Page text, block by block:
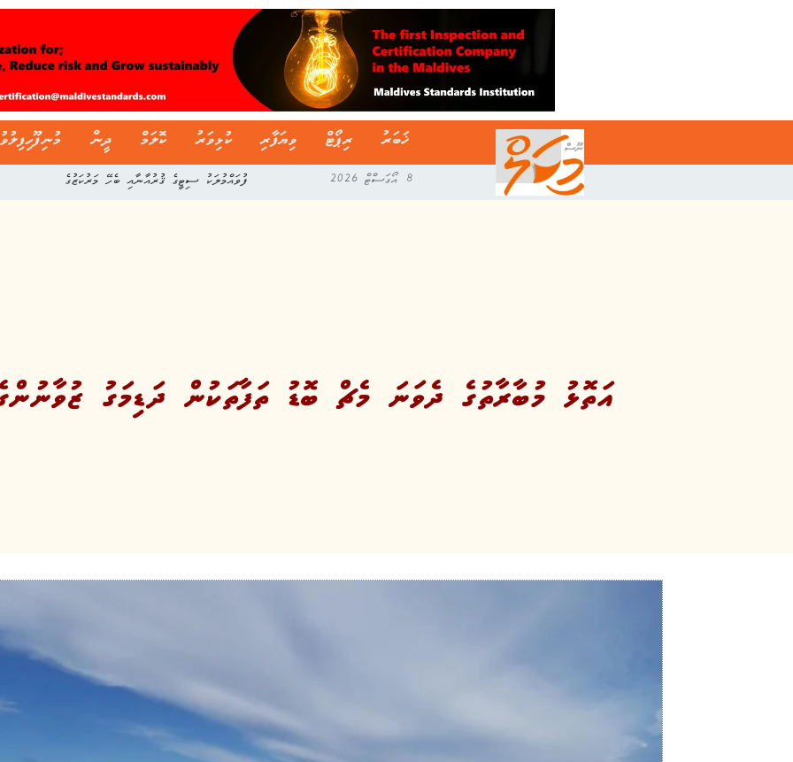
ޚަބަރު ރިޕޯޓް ވިޔަފާރި ކުޅިވަރު ކޮލަމް ދީން
8 އޯގަސްޓް 2026 ފުވައްމުލަކު ސިޓީގެ ޤުރުއާނާއި ބެހޭ މަރުކަޒުގެ
އަތޮޅު މުބާރާތުގެ ދެވަނަ މެޗް ބޮޑު ތަފާތަކުން ދަޑިމަގު